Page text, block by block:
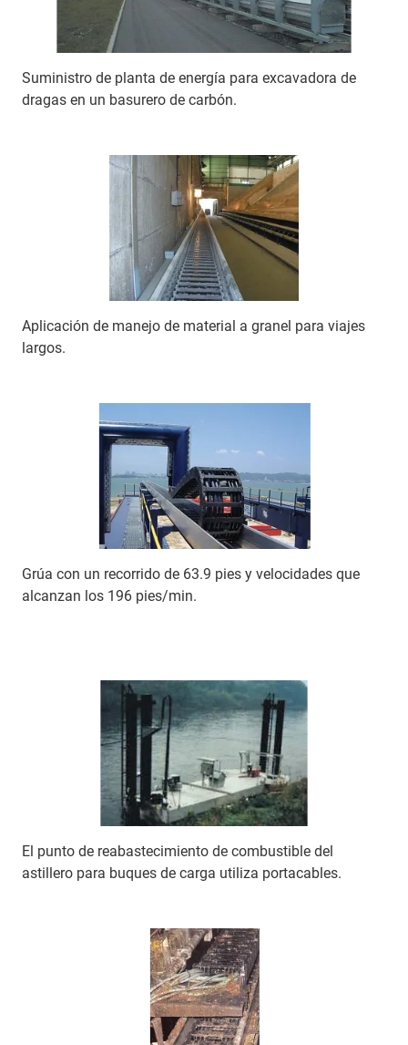
Suministro de planta de energía para excavadora de
dragas en un basurero de carbón.
Aplicación de manejo de material a granel para viajes
largos.
Grúa con un recorrido de 63.9 pies y velocidades que
alcanzan los 196 pies/min.
El punto de reabastecimiento de combustible del
astillero para buques de carga utiliza portacables.